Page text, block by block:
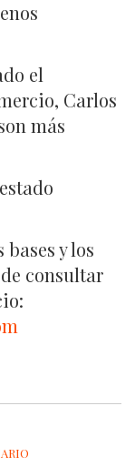
el
Carlos
más
y los
consultar